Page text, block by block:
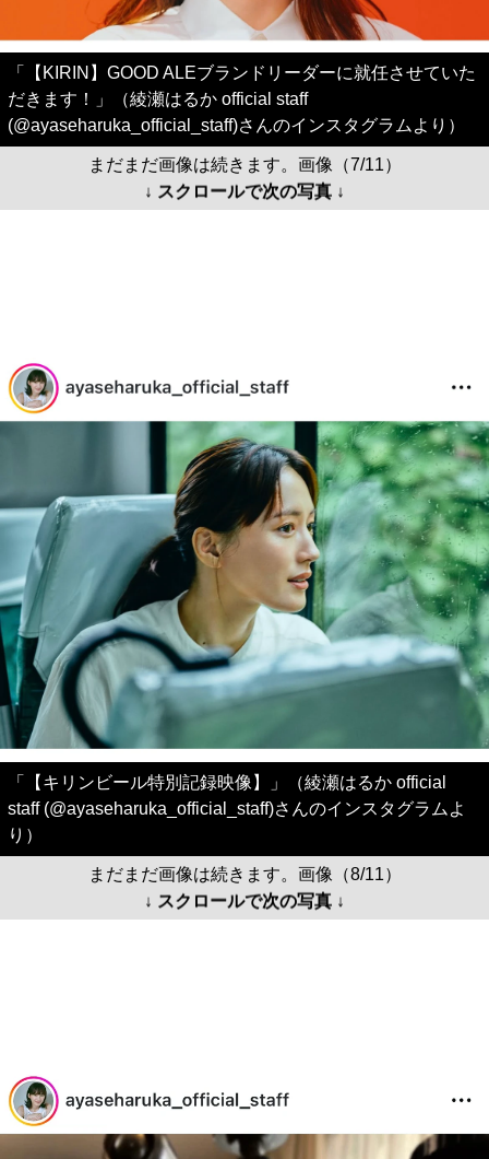
「【KIRIN】GOOD ALEブランドリーダーに就任させていた
だきます！」（綾瀬はるか official staff
(@ayaseharuka_official_staff)さんのインスタグラムより）
まだまだ画像は続きます。画像（7/11）
↓ スクロールで次の写真 ↓
「【キリンビール特別記録映像】」（綾瀬はるか official
staff (@ayaseharuka_official_staff)さんのインスタグラムよ
り）
まだまだ画像は続きます。画像（8/11）
↓ スクロールで次の写真 ↓